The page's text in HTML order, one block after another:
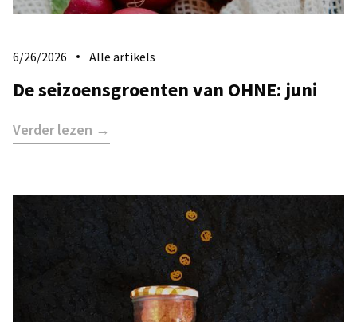
6/26/2026 Alle artikels
De seizoensgroenten van OHNE: juni
Verder lezen →